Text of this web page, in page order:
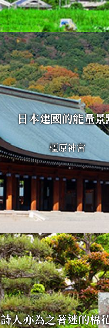
日本建國的能量景
橿原神宮
詩人亦為之著迷的棉